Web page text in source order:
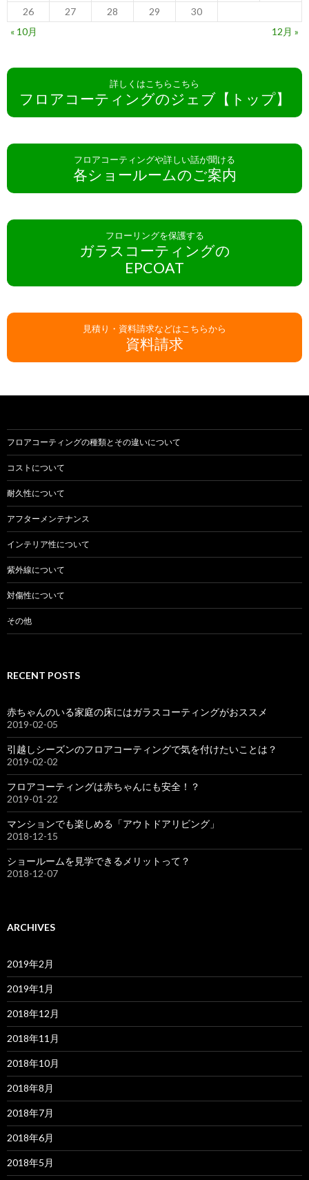
26 27 28 29
30
« 10月
12月 »
詳しくはこちらこちら
フロアコーティングのジェブ【トップ】
フロアコーティングや詳しい話が聞ける
各ショールームのご案内
フローリングを保護する
ガラスコーティングの
EPCOAT
見積り・資料請求などはこちらから
資料請求
フロアコーティングの種類とその違いについて
コストについて
耐久性について
アフターメンテナンス
インテリア性について
紫外線について
対傷性について
その他
RECENT POSTS
赤ちゃんのいる家庭の床にはガラスコーティングがおススメ
2019-02-05
引越しシーズンのフロアコーティングで気を付けたいことは？
2019-02-02
フロアコーティングは赤ちゃんにも安全！？
2019-01-22
マンションでも楽しめる「アウトドアリビング」
2018-12-15
ショールームを見学できるメリットって？
2018-12-07
ARCHIVES
2019年2月
2019年1月
2018年12月
2018年11月
2018年10月
2018年8月
2018年7月
2018年6月
2018年5月